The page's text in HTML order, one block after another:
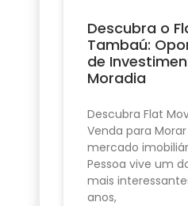
Descubra o
Tambaú:
de
Moradia
Descubra Flat
Venda para
mercado
Pessoa vive um
mais
anos,